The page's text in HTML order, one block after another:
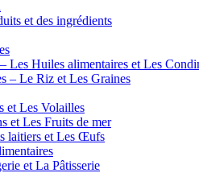
et des ingrédients
Les Huiles alimentaires et Les
– Le Riz et Les Graines
et Les Volailles
et Les Fruits de mer
laitiers et Les Œufs
et La Pâtisserie